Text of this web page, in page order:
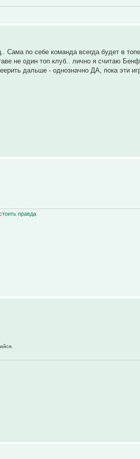
Сама по себе команда всегда будет в
не один топ клуб.. лично я считаю
дальше - однозначно ДА, пока эти
правда